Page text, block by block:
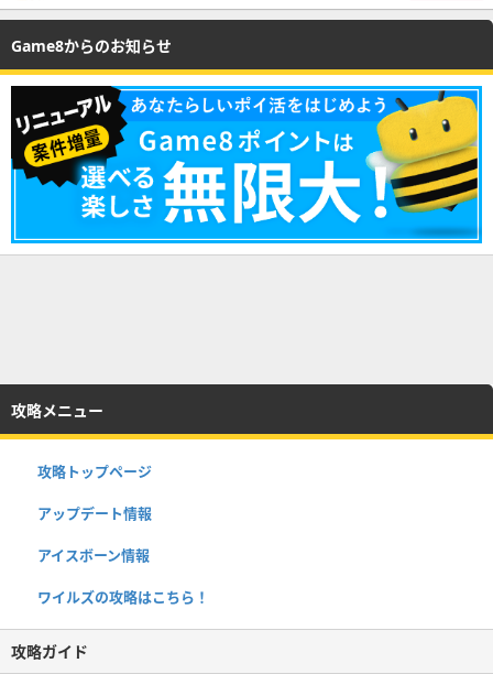
Game8からのお知らせ
攻略メニュー
攻略トップページ
アップデート情報
アイスボーン情報
ワイルズの攻略はこちら！
攻略ガイド